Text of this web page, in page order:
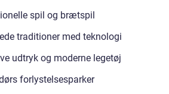
spil og brætspil
traditioner med teknologi
udtryk og moderne legetøj
forlystelsesparker